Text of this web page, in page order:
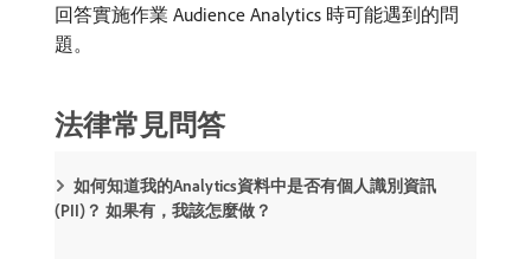
回答實施作業 Audience Analytics 時可能遇到的問
題。
法律常見問答
如何知道我的Analytics資料中是否有個人識別資訊
(PII)？ 如果有，我該怎麼做？